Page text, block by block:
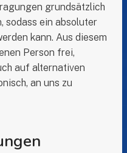
grundsätzlich
sodass ein absoluter
kann. Aus diesem
Person frei,
auf alternativen
an uns zu